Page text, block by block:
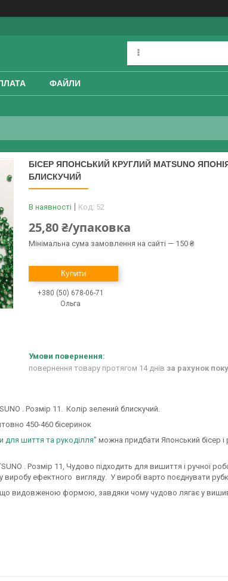
ФАЙЛИ
БІСЕР ЯПОНСЬКИЙ КРУГЛИЙ MATSUNO
БЛИСКУЧИЙ
В наявності Код: 52
25,80 ₴/упаковка
Мінімальна сума замовлення на сайті — 150 ₴
Купити
+380 (50) 678-06-71
Ольга
повернення товару протягом 14 днів за рахунок
. Розмір 11. Колір зелений блискучий.
450-460 бісеринок
для шиття та рукоділля" можна придбати Японський бісер
. Розмір 11, Чудово підходить для вишиття і ручної
ефектного вигляду. У виробі варто поєднувати
видовженою формою, завдяки чому чудово лягає у